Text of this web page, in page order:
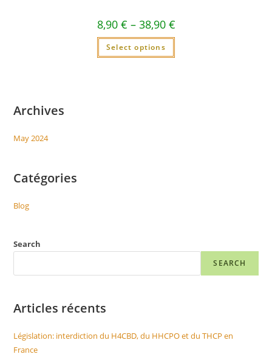
8,90 € – 38,90 €
Select options
Archives
May 2024
Catégories
Blog
Search
SEARCH
Articles récents
Législation: interdiction du H4CBD, du HHCPO et du THCP en
France